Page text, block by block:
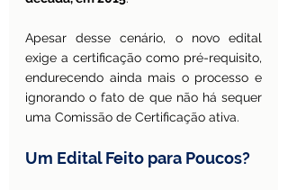
Apesar desse cenário, o novo edital
exige a certificação como pré-requisito,
endurecendo ainda mais o processo e
ignorando o fato de que não há sequer
uma Comissão de Certificação ativa.
Um Edital Feito para Poucos?